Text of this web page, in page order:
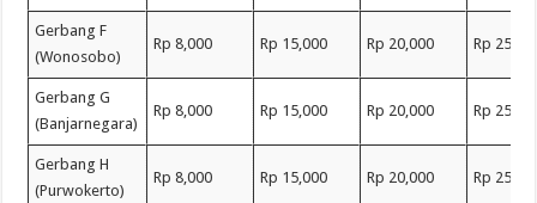
Gerbang F
(Wonosobo)
Rp 8,000 Rp 15,000 Rp 20,000 Rp
Gerbang G
(Banjarnegara)
Rp 8,000 Rp 15,000 Rp 20,000 Rp
Gerbang H
(Purwokerto)
Rp 8,000 Rp 15,000 Rp 20,000 Rp